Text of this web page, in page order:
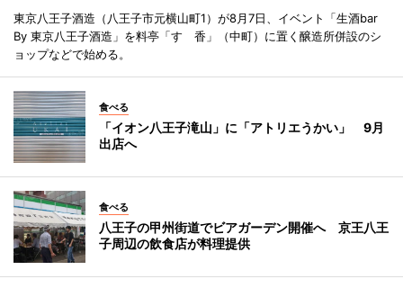
東京八王子酒造（八王子市元横山町1）が8月7日、イベント「生酒bar
By 東京八王子酒造」を料亭「すゞ香」（中町）に置く醸造所併設のシ
ョップなどで始める。
食べる
「イオン八王子滝山」に「アトリエうかい」 9月
出店へ
食べる
八王子の甲州街道でビアガーデン開催へ 京王八王
子周辺の飲食店が料理提供